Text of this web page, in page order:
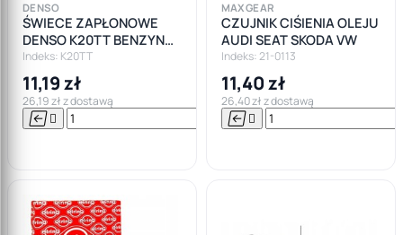
DENSO
ŚWIECE ZAPŁONOWE
DENSO K20TT BENZYNA
LPG GAZ
Indeks: K20TT
11,19 zł
26,19 zł z dostawą
  

MAXGEAR
CZUJNIK CIŚIENIA OLEJU
AUDI SEAT SKODA VW
Indeks: 21-0113
11,40 zł
26,40 zł z dostawą
 